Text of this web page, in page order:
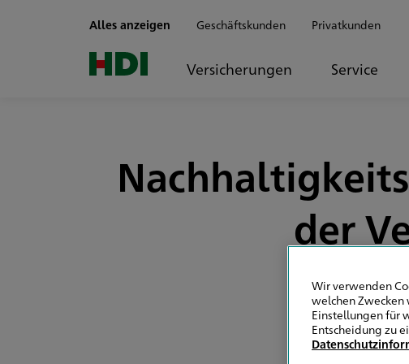
Alles anzeigen Geschäftskunden Privatkunden
Versicherungen Service
der
Wir verwenden
welchen Zwecken
Einstellungen für
Entscheidung zu